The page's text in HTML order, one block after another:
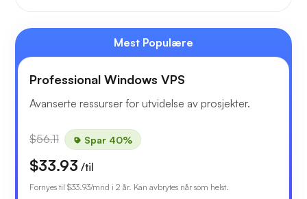
Mest Populære
Professional Windows VPS
Avanserte ressurser for utvidelse av prosjekter.
$56.11 Spar 40%
$33.93 /til
Fornyes til $33.93/mnd i 2 år. Kan avbrytes når som helst.